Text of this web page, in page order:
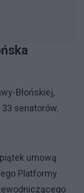
Błońskiej,
33 senatorów.
umową
Platformy